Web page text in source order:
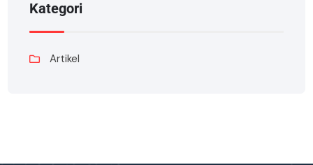
Kategori
Artikel